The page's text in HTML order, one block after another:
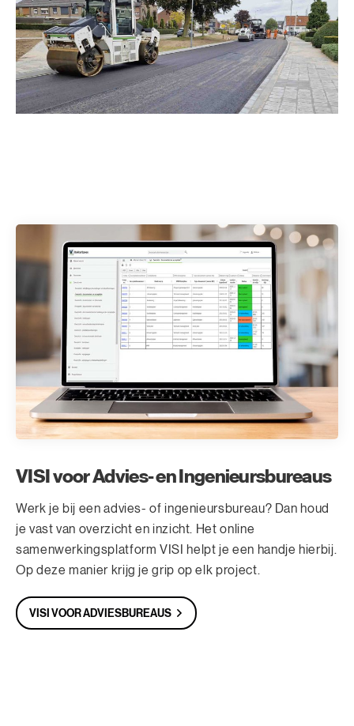
VISI voor Advies- en Ingenieursbureaus
Werk je bij een advies- of ingenieursbureau? Dan houd
je vast van overzicht en inzicht. Het online
samenwerkingsplatform VISI helpt je een handje hierbij.
Op deze manier krijg je grip op elk project.
VISI VOOR ADVIESBUREAUS